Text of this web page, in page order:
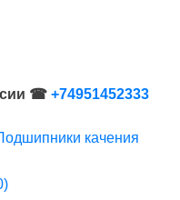
☎ +74951452333
качения